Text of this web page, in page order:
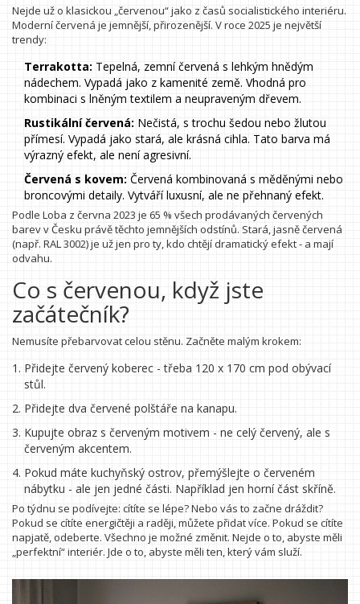
Nejde už o klasickou „červenou“ jako z časů socialistického interiéru.
Moderní červená je jemnější, přirozenější. V roce 2025 je největší
trendy:
Terrakotta: Tepelná, zemní červená s lehkým hnědým
nádechem. Vypadá jako z kamenité země. Vhodná pro
kombinaci s lněným textilem a neupraveným dřevem.
Rustikální červená: Nečistá, s trochu šedou nebo žlutou
přímesí. Vypadá jako stará, ale krásná cihla. Tato barva má
výrazný efekt, ale není agresivní.
Červená s kovem: Červená kombinovaná s měděnými nebo
broncovými detaily. Vytváří luxusní, ale ne přehnaný efekt.
Podle Loba z června 2023 je 65 % všech prodávaných červených
barev v Česku právě těchto jemnějších odstínů. Stará, jasně červená
(např. RAL 3002) je už jen pro ty, kdo chtějí dramatický efekt - a mají
odvahu.
Co s červenou, když jste
začátečník?
Nemusíte přebarvovat celou stěnu. Začněte malým krokem:
Přidejte červený koberec - třeba 120 x 170 cm pod obývací
stůl.
Přidejte dva červené polštáře na kanapu.
Kupujte obraz s červeným motivem - ne celý červený, ale s
červeným akcentem.
Pokud máte kuchyňský ostrov, přemýšlejte o červeném
nábytku - ale jen jedné části. Například jen horní část skříně.
Po týdnu se podívejte: cítíte se lépe? Nebo vás to začne dráždit?
Pokud se cítíte energičtěji a raději, můžete přidat více. Pokud se cítíte
napjatě, odeberte. Všechno je možné změnit. Nejde o to, abyste měli
„perfektní“ interiér. Jde o to, abyste měli ten, který vám služí.